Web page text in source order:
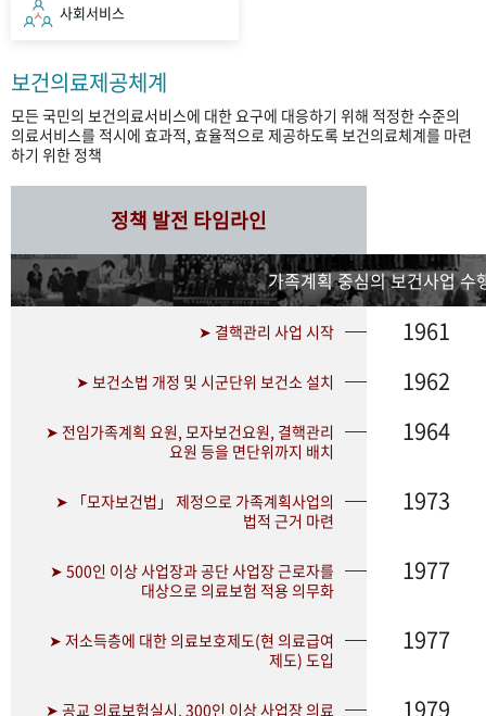
사회서비스
보건의료제공체계
모든 국민의 보건의료서비스에 대한 요구에 대응하기 위해 적정한 수준의
의료서비스를 적시에 효과적, 효율적으로 제공하도록 보건의료체계를 마련
하기 위한 정책
정책 발전 타임라인
가족계획 중심의 보건사업 수
➤ 결핵관리 사업 시작 1961
➤ 보건소법 개정 및 시군단위 보건소 설치 1962
➤ 전임가족계획 요원, 모자보건요원, 결핵관리
요원 등을 면단위까지 배치
1964
➤ 「모자보건법」 제정으로 가족계획사업의
법적 근거 마련
1973
➤ 500인 이상 사업장과 공단 사업장 근로자를
대상으로 의료보험 적용 의무화
1977
➤ 저소득층에 대한 의료보호제도(현 의료급여
제도) 도입
1977
➤ 공교 의료보험실시, 300인 이상 사업장 의료
1979